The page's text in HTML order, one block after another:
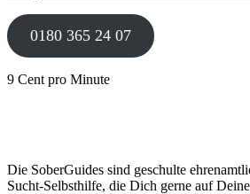
0180 365 24 07
9 Cent pro Minute
Die SoberGuides sind geschulte
Sucht-Selbsthilfe, die Dich gerne auf